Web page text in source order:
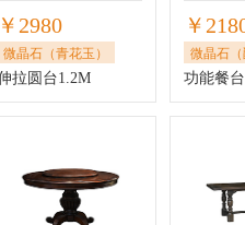
￥2980
微晶石（青花玉）
拉圆台1.2M
￥
微晶石
功能餐台